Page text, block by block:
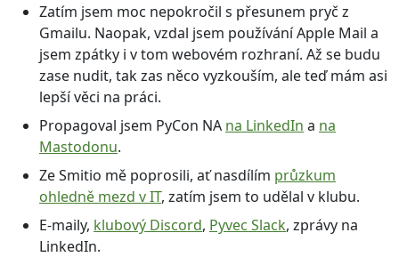
Zatím jsem moc nepokročil s přesunem pryč z
Gmailu. Naopak, vzdal jsem používání Apple Mail a
jsem zpátky i v tom webovém rozhraní. Až se budu
zase nudit, tak zas něco vyzkouším, ale teď mám asi
lepší věci na práci.
Propagoval jsem PyCon NA na LinkedIn a na
Mastodonu.
Ze Smitio mě poprosili, ať nasdílím průzkum
ohledně mezd v IT, zatím jsem to udělal v klubu.
E-maily, klubový Discord, Pyvec Slack, zprávy na
LinkedIn.